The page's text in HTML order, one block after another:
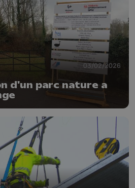
03/02/2026
d'un parc nature a